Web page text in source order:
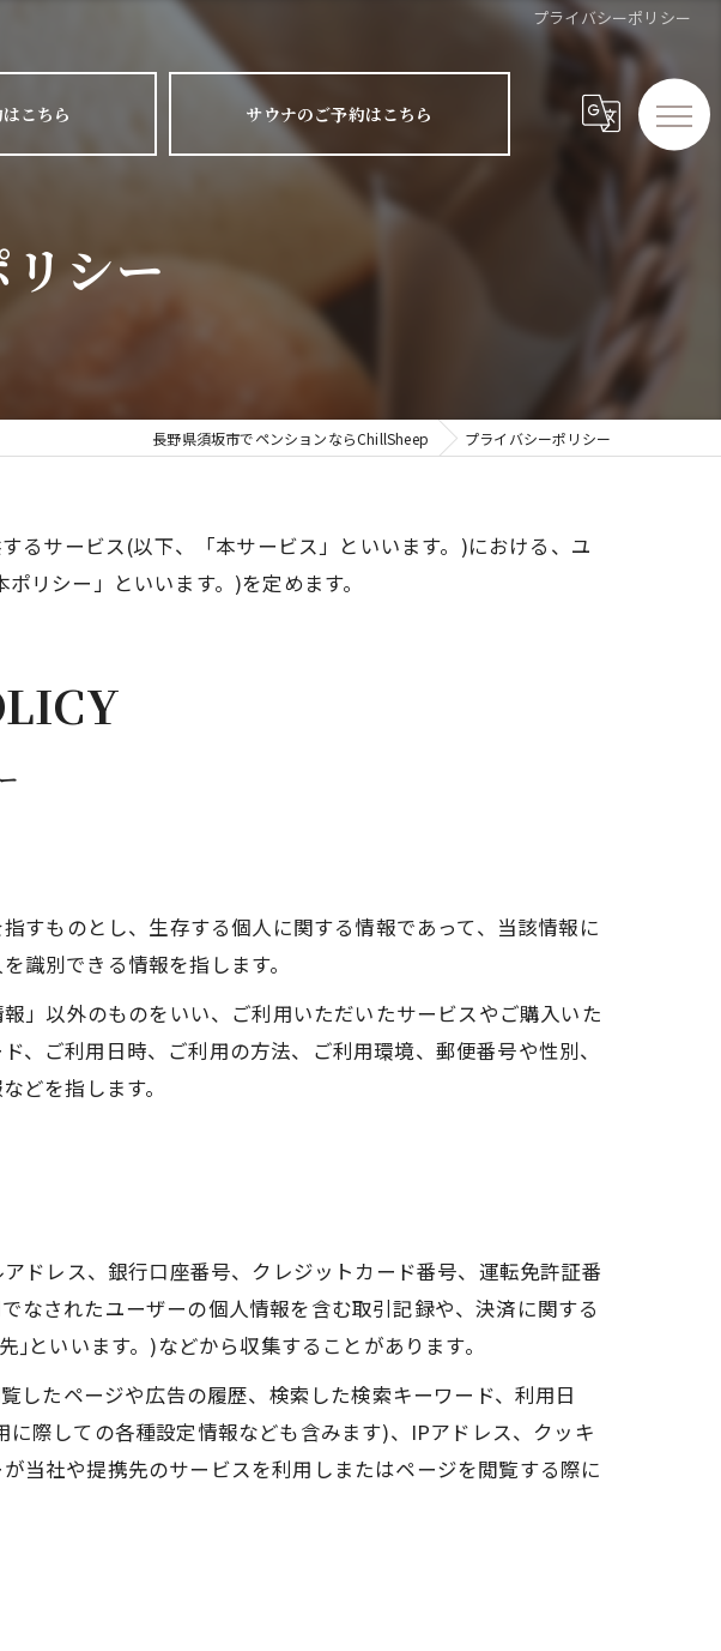
プライバシーポリシー
こちら サウナのご予約はこちら
シー
長野県須坂市でペンションならChillSheep プライバシーポリシー
サービス(以下、「本サービス」といいます。)における、ユ
リシー」といいます。)を定めます。
すものとし、生存する個人に関する情報であって、当該情報に
識別できる情報を指します。
」以外のものをいい、ご利用いただいたサービスやご購入いた
ご利用日時、ご利用の方法、ご利用環境、郵便番号や性別、
どを指します。
ドレス、銀行口座番号、クレジットカード番号、運転免許証番
なされたユーザーの個人情報を含む取引記録や、決済に関する
といいます。)などから収集することがあります。
したページや広告の履歴、検索した検索キーワード、利用日
際しての各種設定情報なども含みます)、IPアドレス、クッキ
当社や提携先のサービスを利用しまたはページを閲覧する際に